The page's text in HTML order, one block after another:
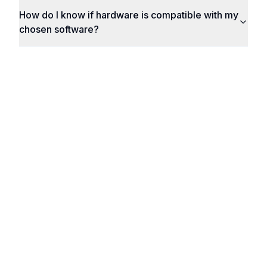
How do I know if hardware is compatible with my
chosen software?